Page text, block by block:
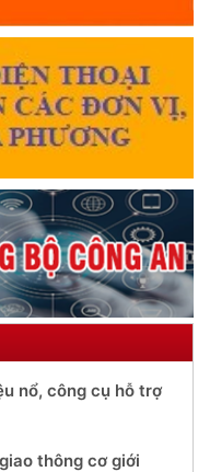
nổ, công cụ hỗ trợ
thông cơ giới